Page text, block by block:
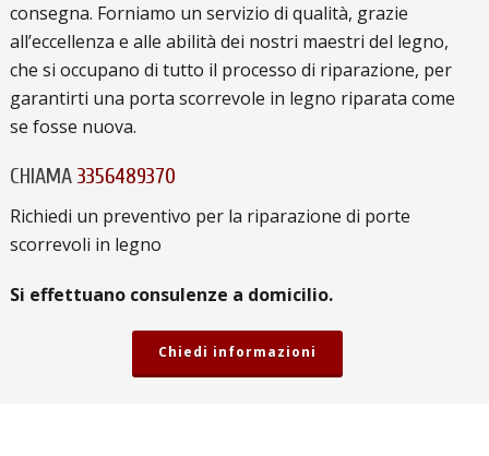
consegna. Forniamo un servizio di qualità, grazie
all’eccellenza e alle abilità dei nostri maestri del legno,
che si occupano di tutto il processo di riparazione, per
garantirti una porta scorrevole in legno riparata come
se fosse nuova.
CHIAMA3356489370
Richiedi un preventivo per la riparazione di porte
scorrevoli in legno
Si effettuano consulenze a domicilio.
Chiedi informazioni